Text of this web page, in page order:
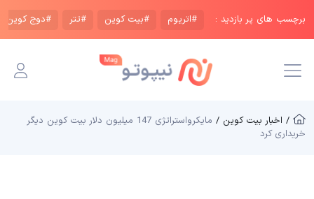
برچسب های پر بازدید : #اتریوم #بیت کوین #تتر #دوج کوین
/ اخبار بیت کوین /
مایکرواستراتژی 147 میلیون دلار بیت کوین دیگر
خریداری کرد